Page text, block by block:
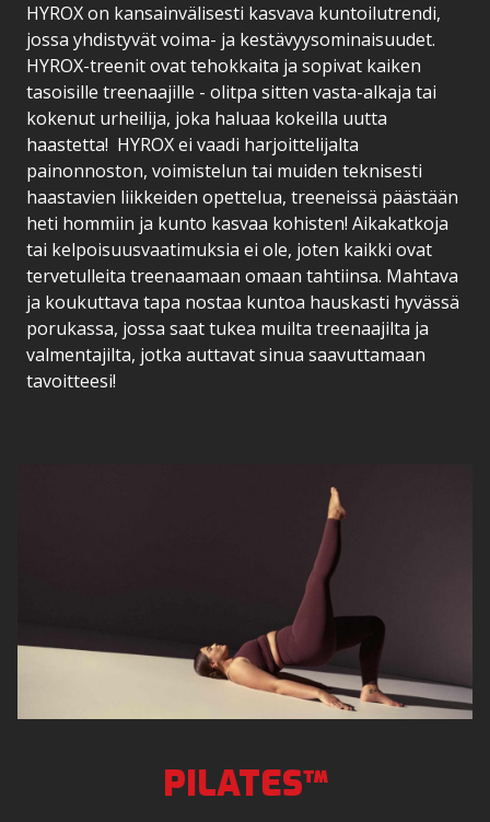
HYROX on kansainvälisesti kasvava kuntoilutrendi,
jossa yhdistyvät voima- ja kestävyysominaisuudet.
HYROX-treenit ovat tehokkaita ja sopivat kaiken
tasoisille treenaajille - olitpa sitten vasta-alkaja tai
kokenut urheilija, joka haluaa kokeilla uutta
haastetta! HYROX ei vaadi harjoittelijalta
painonnoston, voimistelun tai muiden teknisesti
haastavien liikkeiden opettelua, treeneissä päästään
heti hommiin ja kunto kasvaa kohisten! Aikakatkoja
tai kelpoisuusvaatimuksia ei ole, joten kaikki ovat
tervetulleita treenaamaan omaan tahtiinsa. Mahtava
ja koukuttava tapa nostaa kuntoa hauskasti hyvässä
porukassa, jossa saat tukea muilta treenaajilta ja
valmentajilta, jotka auttavat sinua saavuttamaan
tavoitteesi!
PILATES™